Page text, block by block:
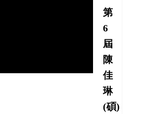
第
6
屆
陳
佳
琳
(碩)